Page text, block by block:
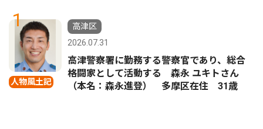
1
人物風土記
高津区
2026.07.31
高津警察署に勤務する警察官であり、総合
格闘家として活動する 森永 ユキトさん
（本名：森永進登） 多摩区在住 31歳